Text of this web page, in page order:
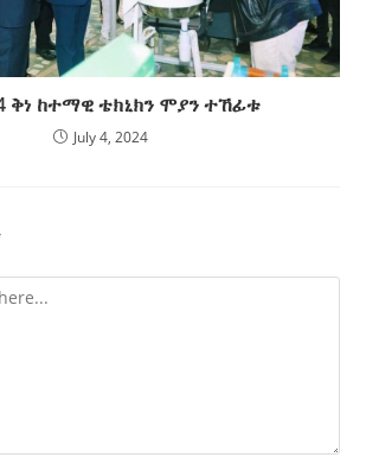
ቅነ ከተማዊ ቴክኒክን ሞያን ተኸፊቱ
July 4, 2024